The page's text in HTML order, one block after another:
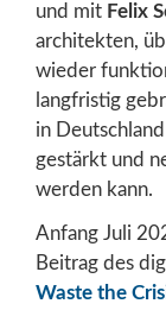
und mit Felix
architekten,
wieder
langfristig
in
gestärkt und
werden kann.
Anfang Juli
Beitrag des
Waste the